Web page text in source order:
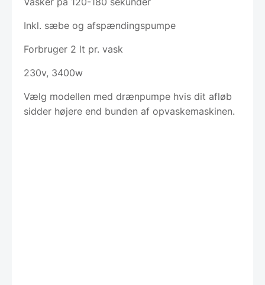
Inkl. sæbe og afspændingspumpe
Forbruger 2 lt pr. vask
230v, 3400w
Vælg modellen med drænpumpe hvis dit afløb
sidder højere end bunden af opvaskemaskinen.